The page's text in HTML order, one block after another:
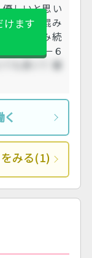
優しいと思い
本的に混み
れば 混み続
は２３－６
ても良くて 優
けます
みる(1)